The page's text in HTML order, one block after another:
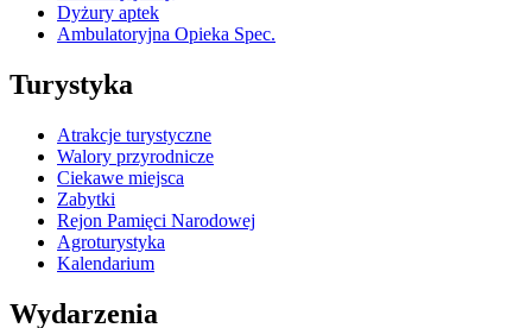
Dyżury aptek
Ambulatoryjna Opieka Spec.
Turystyka
Atrakcje turystyczne
Walory przyrodnicze
Ciekawe miejsca
Zabytki
Rejon Pamięci Narodowej
Agroturystyka
Kalendarium
Wydarzenia